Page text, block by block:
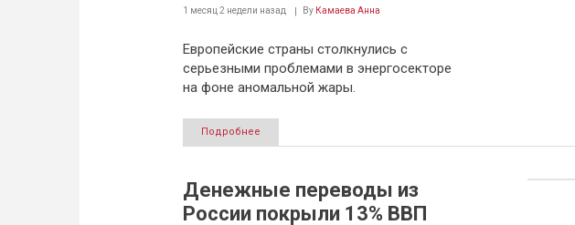
1 месяц 2 недели назад By Камаева Анна
Европейские страны столкнулись с
серьезными проблемами в энергосекторе
на фоне аномальной жары.
Подробнее
Денежные переводы из
России покрыли 13% ВВП